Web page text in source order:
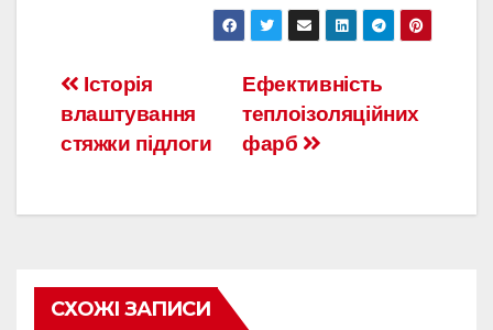
Навигация
по
Ефективність
теплоізоляційних
фарб
Історія
влаштування
стяжки підлоги
СХОЖІ ЗАПИСИ